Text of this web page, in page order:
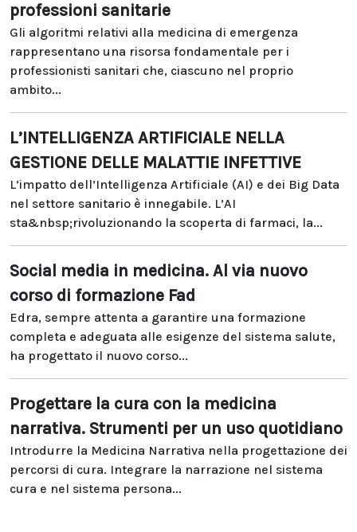
professioni sanitarie
Gli algoritmi relativi alla medicina di emergenza
rappresentano una risorsa fondamentale per i
professionisti sanitari che, ciascuno nel proprio
ambito...
L’INTELLIGENZA ARTIFICIALE NELLA
GESTIONE DELLE MALATTIE INFETTIVE
L’impatto dell’Intelligenza Artificiale (AI) e dei Big Data
nel settore sanitario è innegabile. L’AI
sta&nbsp;rivoluzionando la scoperta di farmaci, la...
Social media in medicina. Al via nuovo
corso di formazione Fad
Edra, sempre attenta a garantire una formazione
completa e adeguata alle esigenze del sistema salute,
ha progettato il nuovo corso...
Progettare la cura con la medicina
narrativa. Strumenti per un uso quotidiano
Introdurre la Medicina Narrativa nella progettazione dei
percorsi di cura. Integrare la narrazione nel sistema
cura e nel sistema persona...